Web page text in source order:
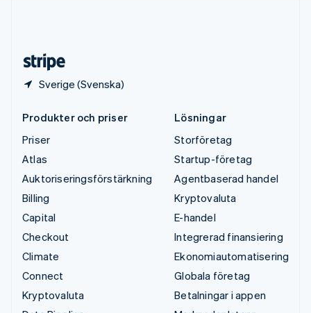
Sverige (Svenska)
Produkter och priser
Priser
Atlas
Auktoriseringsförstärkning
Billing
Capital
Checkout
Climate
Connect
Kryptovaluta
Lösningar
Storföretag
Startup-företag
Agentbaserad handel
Kryptovaluta
E-handel
Integrerad finansiering
Ekonomiautomatisering
Globala företag
Betalningar i appen